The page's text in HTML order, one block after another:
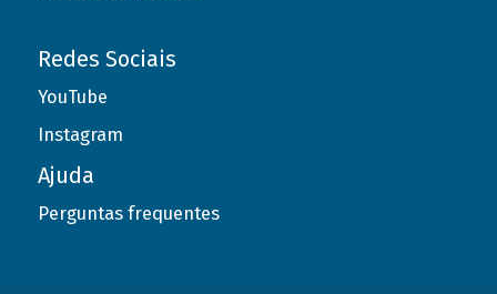
Redes Sociais
YouTube
Instagram
Ajuda
Perguntas frequentes